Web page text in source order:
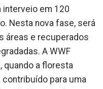
interveio em 120
Nesta nova fase, será
áreas e recuperados
A WWF
quando a floresta
para uma